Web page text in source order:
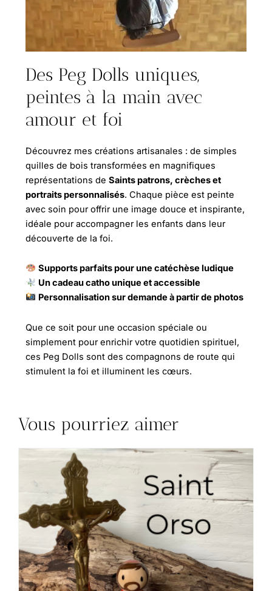
Des Peg Dolls uniques,
peintes à la main avec
amour et foi
Découvrez mes créations artisanales : de simples
quilles de bois transformées en magnifiques
représentations deSaints patrons, crèches et
portraits personnalisés. Chaque pièce est peinte
avec soin pour offrir une image douce et inspirante,
idéale pour accompagner les enfants dans leur
découverte de la foi.
Supports parfaits pour une catéchèse ludique
Un cadeau catho unique et accessible
Personnalisation sur demande à partir de photos
Que ce soit pour une occasion spéciale ou
simplement pour enrichir votre quotidien spirituel,
ces Peg Dolls sont des compagnons de route qui
stimulent la foi et illuminent les cœurs.
Vous pourriez aimer